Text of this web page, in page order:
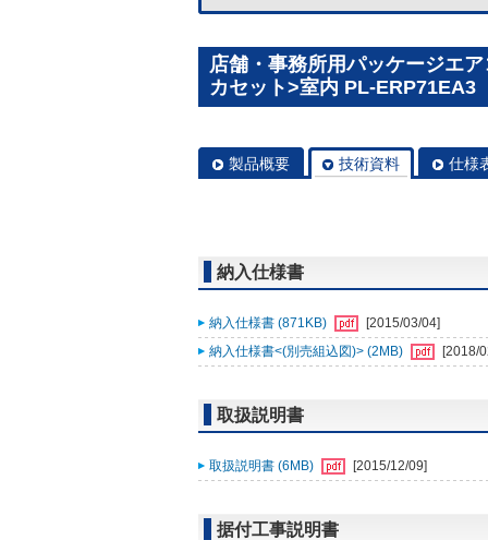
店舗・事務所用パッケージエ
カセット>室内 PL-ERP71EA3
製品概要 技術資料 仕様
納入仕様書
納入仕様書 (871KB)
[2015/03/04]
納入仕様書<(別売組込図)> (2MB)
[2018/
取扱説明書
取扱説明書 (6MB) [2015/12/09]
据付工事説明書